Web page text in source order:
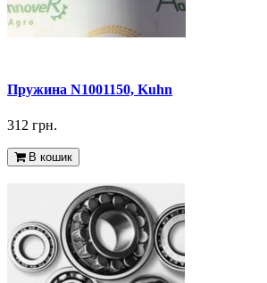
Пружина N1001150, Kuhn
312 грн.
В кошик